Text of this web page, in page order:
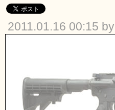
2011.01.16 00:15 by